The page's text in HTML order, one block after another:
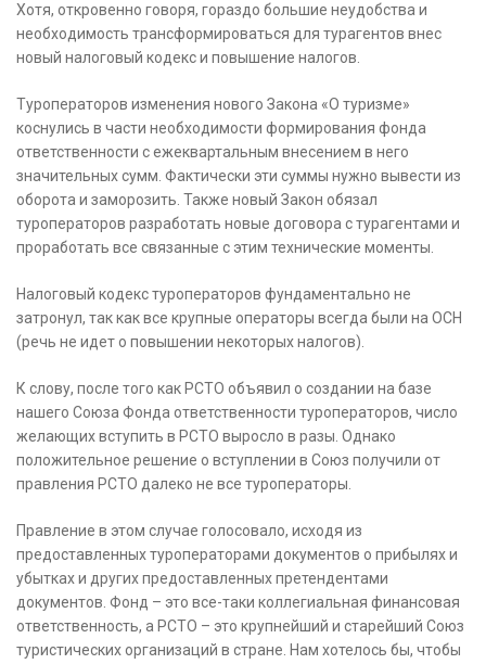
Хотя, откровенно говоря, гораздо большие неудобства и
необходимость трансформироваться для турагентов внес
новый налоговый кодекс и повышение налогов.
Туроператоров изменения нового Закона «О туризме»
коснулись в части необходимости формирования фонда
ответственности с ежеквартальным внесением в него
значительных сумм. Фактически эти суммы нужно вывести из
оборота и заморозить. Также новый Закон обязал
туроператоров разработать новые договора с турагентами и
проработать все связанные с этим технические моменты.
Налоговый кодекс туроператоров фундаментально не
затронул, так как все крупные операторы всегда были на ОСН
(речь не идет о повышении некоторых налогов).
К слову, после того как РСТО объявил о создании на базе
нашего Союза Фонда ответственности туроператоров, число
желающих вступить в РСТО выросло в разы. Однако
положительное решение о вступлении в Союз получили от
правления РСТО далеко не все туроператоры.
Правление в этом случае голосовало, исходя из
предоставленных туроператорами документов о прибылях и
убытках и других предоставленных претендентами
документов. Фонд – это все-таки коллегиальная финансовая
ответственность, а РСТО – это крупнейший и старейший Союз
туристических организаций в стране. Нам хотелось бы, чтобы